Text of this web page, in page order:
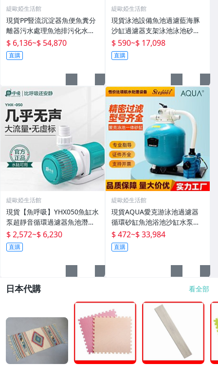
緹歐婭生活館
現貨PP豎流沉淀器魚便魚糞分
離器污水處理魚池排污化水產
殖設備
$ 6,136~$ 54,870
直購
緹歐婭生活館
現貨泳池設備魚池過濾藍海豚
沙缸過濾器支架泳池泳池砂缸
水泵機組
$ 590~$ 17,098
直購
緹歐婭生活館
現貨【魚呼吸】YHX050魚缸水
泵超靜音循環過濾器魚池潛水
底吸變頻水陸
$ 2,572~$ 6,230
直購
緹歐婭生活館
現貨AQUA愛克游泳池過濾器
循環砂缸魚池浴池沙缸水泵一
體機水處理設備
$ 472~$ 33,984
直購
日本代購 看全部